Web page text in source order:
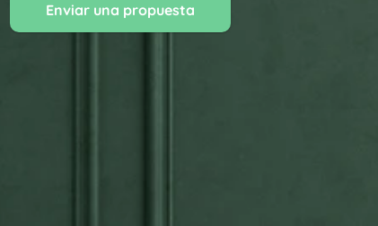
Enviar una propuesta